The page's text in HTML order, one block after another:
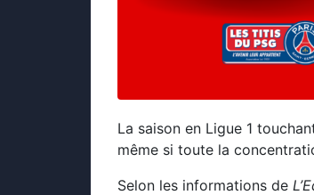
La saison en Ligue 1
même si toute la
Selon les informations de